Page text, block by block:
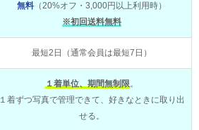
無料（20%オフ・3,000円以上利用時）
※初回送料無料
最短2日（通常会員は最短7日）
１着単位、期間無制限。
１着ずつ写真で管理できて、好きなときに取り出
せる。